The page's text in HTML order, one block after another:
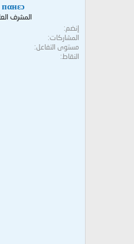
пαнεɔ
المشرف
إنضم
المشاركات
مستوى التفاعل
النقاط